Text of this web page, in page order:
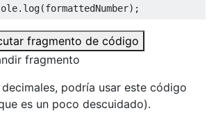
. log(formattedNumber);
fragmento de código
fragmento
decimales, podría usar este código
es un poco descuidado).